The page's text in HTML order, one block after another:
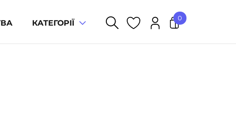
КАТЕГОРІЇ
0
У кошику немає товарів.